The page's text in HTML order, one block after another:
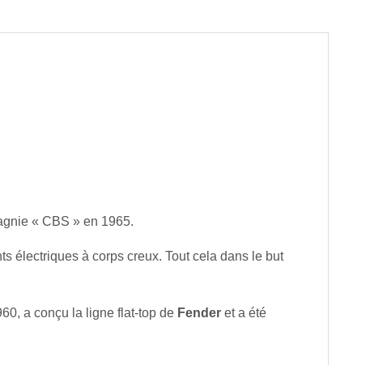
« CBS » en 1965.
électriques à corps creux. Tout cela dans le but
a conçu la ligne flat-top de Fender et a été